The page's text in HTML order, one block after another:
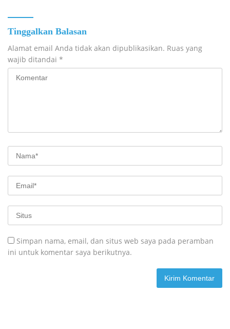
Tinggalkan Balasan
Alamat email Anda tidak akan dipublikasikan. Ruas yang
wajib ditandai *
Simpan nama, email, dan situs web saya pada peramban
ini untuk komentar saya berikutnya.